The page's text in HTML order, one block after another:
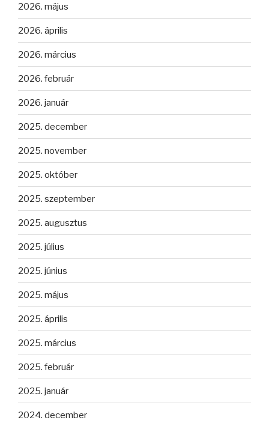
2026. május
2026. április
2026. március
2026. február
2026. január
2025. december
2025. november
2025. október
2025. szeptember
2025. augusztus
2025. július
2025. június
2025. május
2025. április
2025. március
2025. február
2025. január
2024. december